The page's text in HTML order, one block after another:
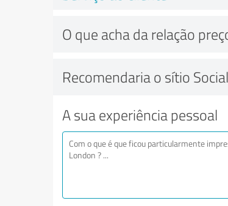
O que acha da relação
Recomendaria o sítio
A sua experiência pessoal